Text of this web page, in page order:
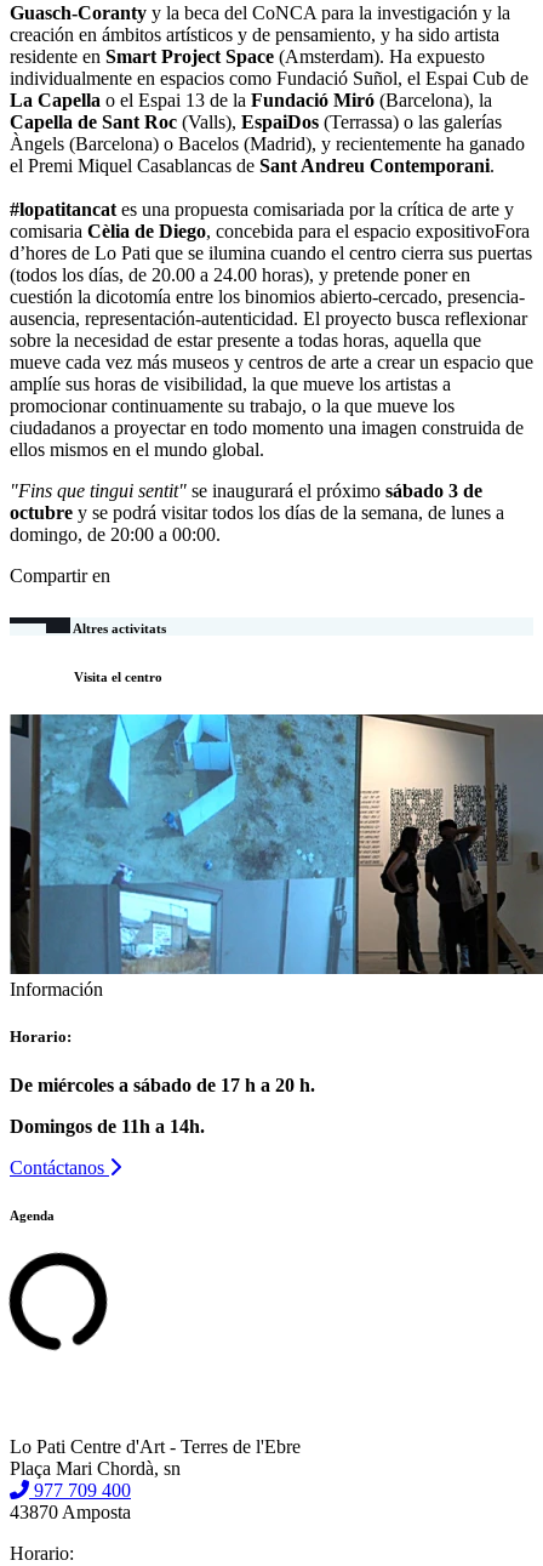
Guasch-Coranty y la beca del CoNCA para la investigación y la
creación en ámbitos artísticos y de pensamiento, y ha sido artista
residente en Smart Project Space (Amsterdam). Ha expuesto
individualmente en espacios como Fundació Suñol, el Espai Cub de
La Capella o el Espai 13 de la Fundació Miró (Barcelona), la
Capella de Sant Roc (Valls), EspaiDos (Terrassa) o las galerías
Àngels (Barcelona) o Bacelos (Madrid), y recientemente ha ganado
el Premi Miquel Casablancas de Sant Andreu Contemporani.
#lopatitancat es una propuesta comisariada por la crítica de arte y
comisaria Cèlia de Diego, concebida para el espacio expositivoFora
d’hores de Lo Pati que se ilumina cuando el centro cierra sus puertas
(todos los días, de 20.00 a 24.00 horas), y pretende poner en
cuestión la dicotomía entre los binomios abierto-cercado, presencia-
ausencia, representación-autenticidad. El proyecto busca reflexionar
sobre la necesidad de estar presente a todas horas, aquella que
mueve cada vez más museos y centros de arte a crear un espacio que
amplíe sus horas de visibilidad, la que mueve los artistas a
promocionar continuamente su trabajo, o la que mueve los
ciudadanos a proyectar en todo momento una imagen construida de
ellos mismos en el mundo global.
"Fins que tingui sentit" se inaugurará el próximo sábado 3 de
octubre y se podrá visitar todos los días de la semana, de lunes a
domingo, de 20:00 a 00:00.
Compartir en
Altres activitats
Visita el centro
Información
Horario:
De miércoles a sábado de 17 h a 20 h.
Domingos de 11h a 14h.
Contáctanos
Agenda
Lo Pati Centre d'Art - Terres de l'Ebre
Plaça Mari Chordà, sn
977 709 400
43870 Amposta
Horario: